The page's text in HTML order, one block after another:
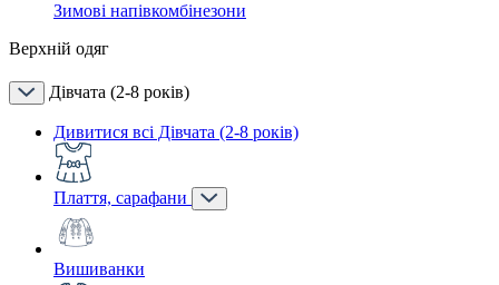
Зимові напівкомбінезони
Верхній одяг
Дівчата (2-8 років)
Дивитися всі Дівчата (2-8 років)
Плаття, сарафани
Вишиванки